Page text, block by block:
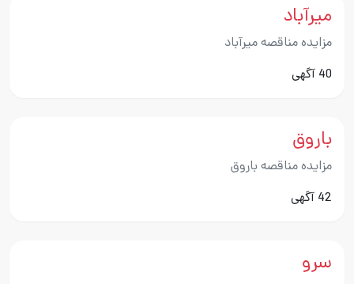
میرآباد
مزایده مناقصه میرآباد
40 آگهی
باروق
مزایده مناقصه باروق
42 آگهی
سرو